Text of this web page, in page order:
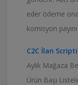
eder ödeme
komisyon
C2C İlan Scripti
Aylık Mağaza
Ürün Başı